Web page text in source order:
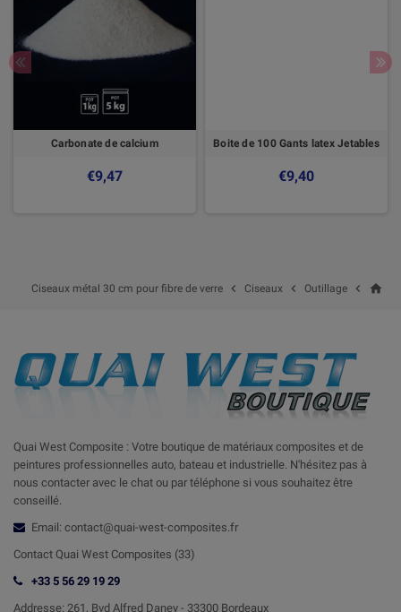
Carbonate de calcium
€9,47
Boite de 100 Gants latex Jetables
€9,40
home

Outillage

Ciseaux

Ciseaux métal 30 cm pour fibre de verre
Quai West Composite : Votre boutique de matériaux composites et de
peintures professionnelles auto, bateau et industrielle. N'hésitez pas à
nous contacter avec le chat ou par téléphone si vous souhaitez être
conseillé.
Email: contact@quai-west-composites.fr
Contact Quai West Composites (33)
+33 5 56 29 19 29
Addresse: 261, Bvd Alfred Daney - 33300 Bordeaux